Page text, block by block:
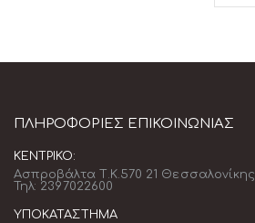
ΠΛΗΡΟΦΟΡΊΕΣ ΕΠΙΚΟΙΝΩΝΊΑΣ
ΚΕΝΤΡΙΚΌ:
Ασπροβάλτα Τ.Κ.570 21 Θεσσαλονίκης
Τηλ: 2397022600
ΥΠΟΚΑΤΆΣΤΗΜΑ